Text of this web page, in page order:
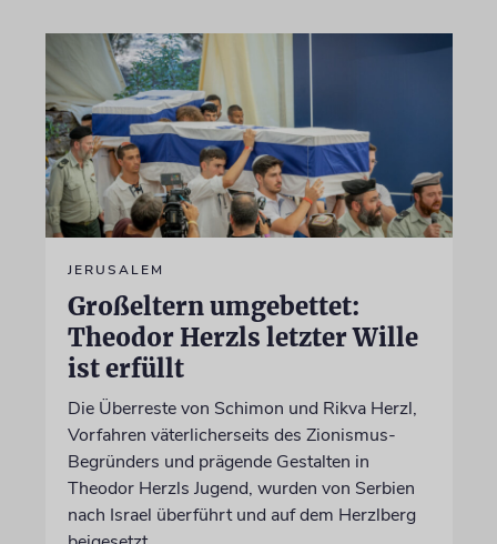
JERUSALEM
Großeltern umgebettet:
Theodor Herzls letzter Wille
ist erfüllt
Die Überreste von Schimon und Rikva Herzl,
Vorfahren väterlicherseits des Zionismus-
Begründers und prägende Gestalten in
Theodor Herzls Jugend, wurden von Serbien
nach Israel überführt und auf dem Herzlberg